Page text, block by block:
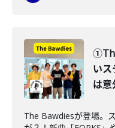
いス
は意
The Bawdiesが登場。